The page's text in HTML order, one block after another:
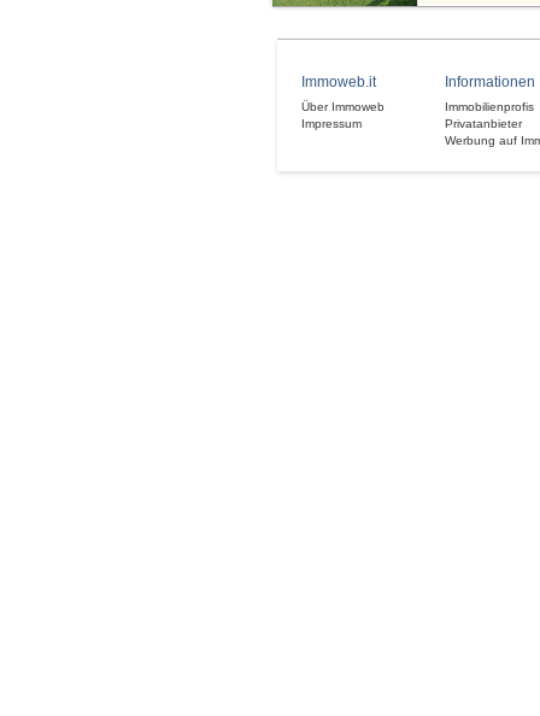
Immoweb.it
Über Immoweb
Impressum
Informationen
Immobilienprofis
Privatanbieter
Werbung auf